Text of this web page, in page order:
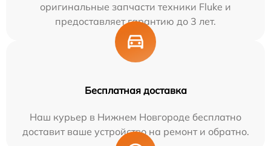
оригинальные запчасти техники Fluke и
предоставляет гарантию до 3 лет.
Бесплатная доставка
Наш курьер в Нижнем Новгороде бесплатно
доставит ваше устройство на ремонт и обратно.